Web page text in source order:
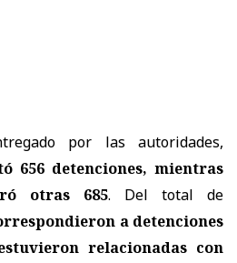
por las autoridades,
656 detenciones, mientras
otras 685. Del total de
a detenciones
relacionadas con